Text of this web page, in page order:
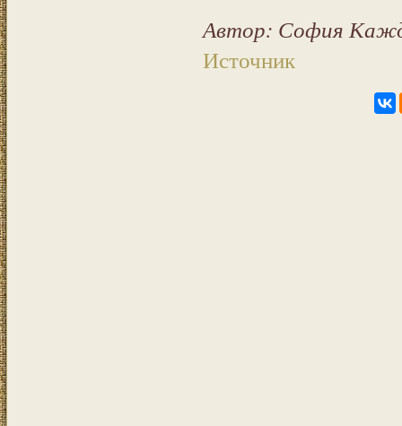
Автор: София
Источник